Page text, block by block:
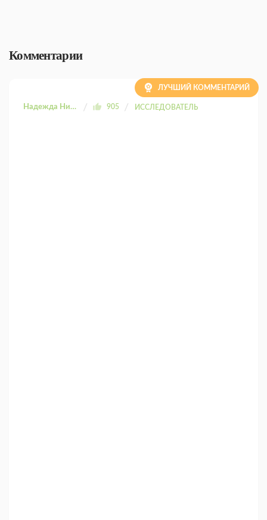
Комментарии
Надежда Николаевна 905 ИССЛЕДОВАТЕЛЬ
ЛУЧШИЙ КОММЕНТАРИЙ